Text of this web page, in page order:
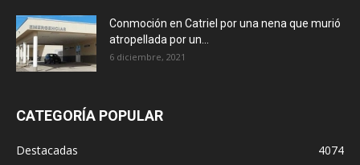
Conmoción en Catriel por una nena que murió
atropellada por un...
6 diciembre, 2021
CATEGORÍA POPULAR
Destacadas
4074